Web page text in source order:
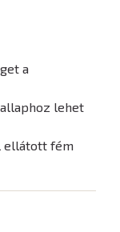
a
lehet
ellátott fém